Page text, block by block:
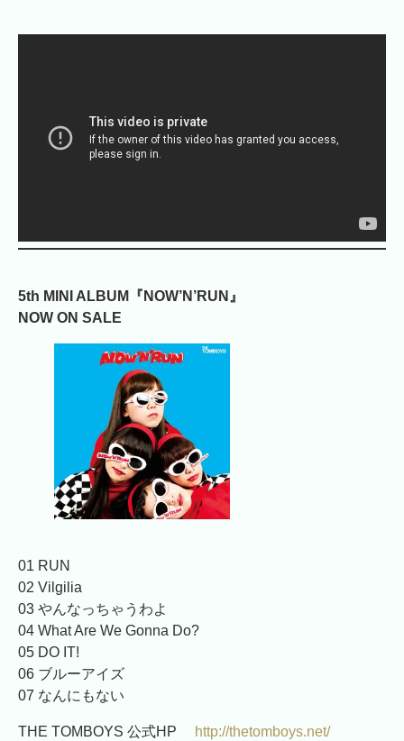
5th MINI ALBUM『NOW’N’RUN』
NOW ON SALE
01 RUN
02 Vilgilia
03 やんなっちゃうわよ
04 What Are We Gonna Do?
05 DO IT!
06 ブルーアイズ
07 なんにもない
THE TOMBOYS 公式HP http://thetomboys.net/